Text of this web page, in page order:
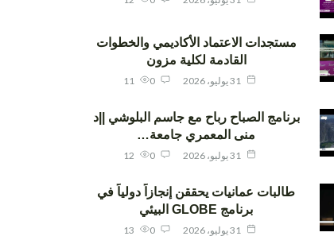
مستجدات الاعتماد الأكاديمي والخطوات
القادمة لكلية مزون
برنامج الصباح رباح مع جاسم البلوشي ||د
منى المعمري جامعة…
طالبات عمانيات يحققن إنجازاً دولياً في
برنامج GLOBE البيئي